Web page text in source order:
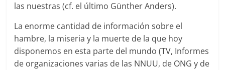
las nuestras (cf. el último Günther Anders).
La enorme cantidad de información sobre el
hambre, la miseria y la muerte de la que hoy
disponemos en esta parte del mundo (TV, Informes
de organizaciones varias de las NNUU, de ONG y de